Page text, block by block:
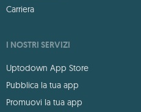
Carriera
I NOSTRI SERVIZI
Uptodown App Store
Pubblica la tua app
Promuovi la tua app